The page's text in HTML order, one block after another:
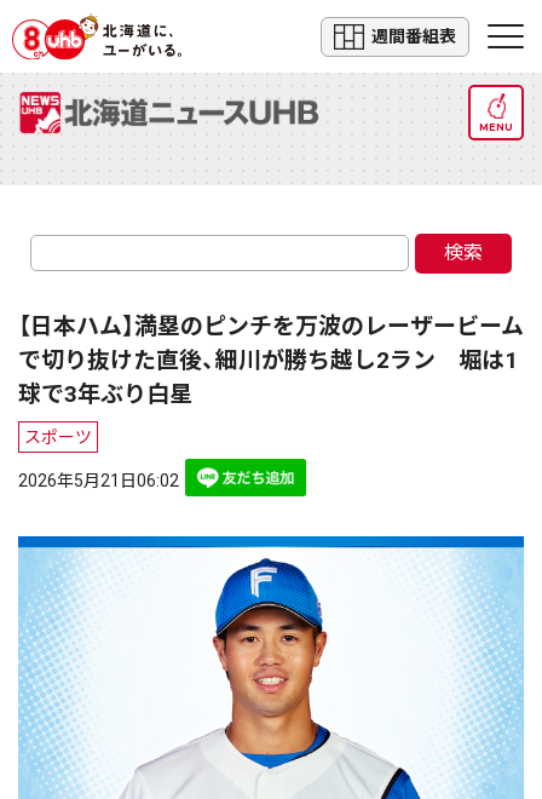
週間番組表
MENU
検索
【日本ハム】満塁のピンチを万波のレーザービーム
で切り抜けた直後、細川が勝ち越し2ラン 堀は1
球で3年ぶり白星
スポーツ
2026年5月21日06:02